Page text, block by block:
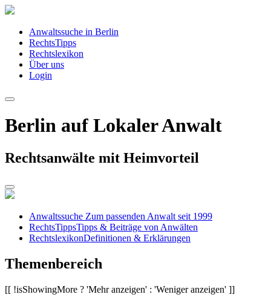
Anwaltssuche in Berlin
RechtsTipps
Rechtslexikon
Über uns
Login
Berlin auf Lokaler Anwalt
Rechtsanwälte mit Heimvorteil
Anwaltssuche Zum passenden Anwalt seit 1999
RechtsTippsTipps & Beiträge von Anwälten
RechtslexikonDefinitionen & Erklärungen
Themenbereich
[[ !isShowingMore ? 'Mehr anzeigen' : 'Weniger anzeigen' ]]